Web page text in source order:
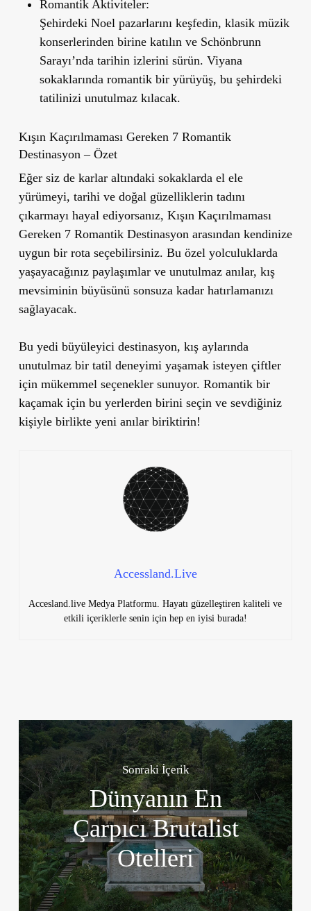
Romantik Aktiviteler:
Şehirdeki Noel pazarlarını keşfedin, klasik müzik
konserlerinden birine katılın ve Schönbrunn
Sarayı’nda tarihin izlerini sürün. Viyana
sokaklarında romantik bir yürüyüş, bu şehirdeki
tatilinizi unutulmaz kılacak.
Kışın Kaçırılmaması Gereken 7 Romantik
Destinasyon – Özet
Eğer siz de karlar altındaki sokaklarda el ele
yürümeyi, tarihi ve doğal güzelliklerin tadını
çıkarmayı hayal ediyorsanız, Kışın Kaçırılmaması
Gereken 7 Romantik Destinasyon arasından kendinize
uygun bir rota seçebilirsiniz. Bu özel yolculuklarda
yaşayacağınız paylaşımlar ve unutulmaz anılar, kış
mevsiminin büyüsünü sonsuza kadar hatırlamanızı
sağlayacak.
Bu yedi büyüleyici destinasyon, kış aylarında
unutulmaz bir tatil deneyimi yaşamak isteyen çiftler
için mükemmel seçenekler sunuyor. Romantik bir
kaçamak için bu yerlerden birini seçin ve sevdiğiniz
kişiyle birlikte yeni anılar biriktirin!
Accessland.Live
Accesland.live Medya Platformu. Hayatı güzelleştiren kaliteli ve
etkili içeriklerle senin için hep en iyisi burada!
Sonraki İçerik
Dünyanın En
Çarpıcı Brutalist
Otelleri